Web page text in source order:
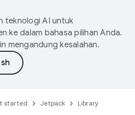
teknologi AI untuk
ke dalam bahasa pilihan Anda.
mengandung kesalahan.
started Jetpack Library